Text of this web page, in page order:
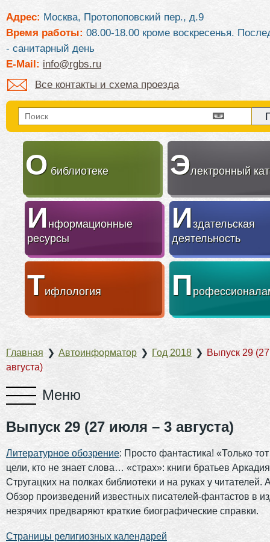
Адрес: Москва, Протопоповский пер., д.9
Время работы: 08.00-18.00 кроме воскресенья.
- санитарный день
E-Mail: info@rgbs.ru
Все контакты и схема проезда
О библиотеке Электронный
Информационные
ресурсы
Издательская
деятельность
Тифлология П
Главная ❯ Автоинформатор ❯ Год 2018 ❯ Выпуск 29
августа)
Выпуск 29 (27 июля – 3 августа)
Литературное обозрение: Просто фантастика! «Только тот
цели, кто не знает слова… «страх»: книги братьев
Стругацких на полках библиотеки и на руках у
Обзор произведений известных писателей-фантастов в
незрячих предваряют краткие биографические справки.
Страницы религиозных календарей